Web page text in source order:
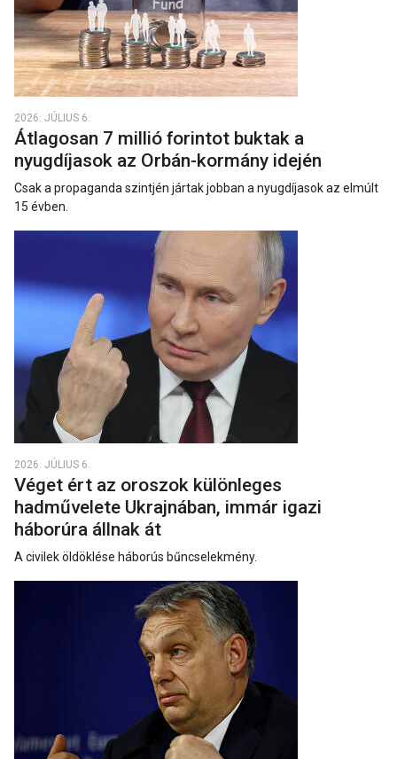
2026. JÚLIUS 6.
Átlagosan 7 millió forintot buktak a
nyugdíjasok az Orbán-kormány idején
Csak a propaganda szintjén jártak jobban a nyugdíjasok az elmúlt
15 évben.
2026. JÚLIUS 6.
Véget ért az oroszok különleges
hadművelete Ukrajnában, immár igazi
háborúra állnak át
A civilek öldöklése háborús bűncselekmény.